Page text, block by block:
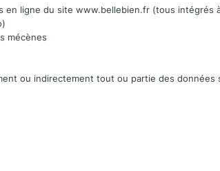
en ligne du site www.bellebien.fr(tous intégrés
mécènes
ou indirectement tout ou partie des données